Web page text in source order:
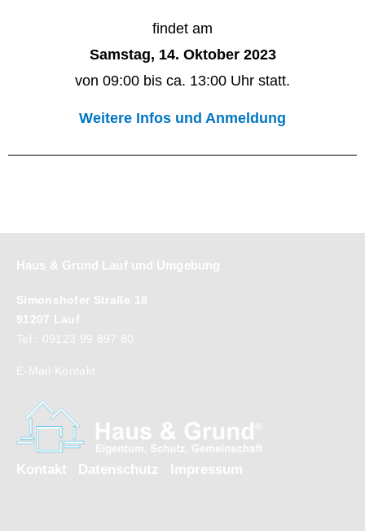
findet am
Samstag, 14. Oktober 2023
von 09:00 bis ca. 13:00 Uhr statt.
Weitere Infos und Anmeldung
Haus & Grund Lauf und Umgebung
Simonshofer Straße 18
91207 Lauf
Tel.: 09123 99 897 80
E-Mail-Kontakt
Kontakt Datenschutz Impressum